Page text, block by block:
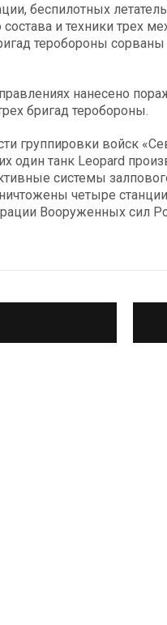
беспилотных
и техники трех
теробороны
нанесено
бригад теробороны.
группировки войск
один танк Leopard
системы
четыре
Вооруженных сил